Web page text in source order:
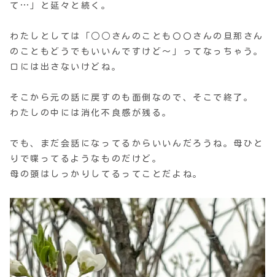
て…」と延々と続く。
わたしとしては「○○さんのことも〇〇さんの旦那さん
のこともどうでもいいんですけど〜」ってなっちゃう。
口には出さないけどね。
そこから元の話に戻すのも面倒なので、そこで終了。
わたしの中には消化不良感が残る。
でも、まだ会話になってるからいいんだろうね。母ひと
りで喋ってるようなものだけど。
母の頭はしっかりしてるってことだよね。